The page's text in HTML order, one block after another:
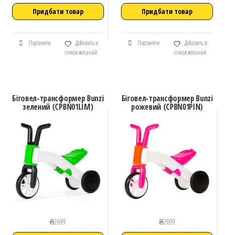
Придбати товар
Порівняти
Добавить в
список желаний
Придбати товар
Порівняти
Добавить в
список желаний
Біговел-трансформер Bunzi
зелений (CPBN01LIM)
₴2699
Біговел-трансформер Bunzi
рожевий (CPBN01PIN)
₴2699